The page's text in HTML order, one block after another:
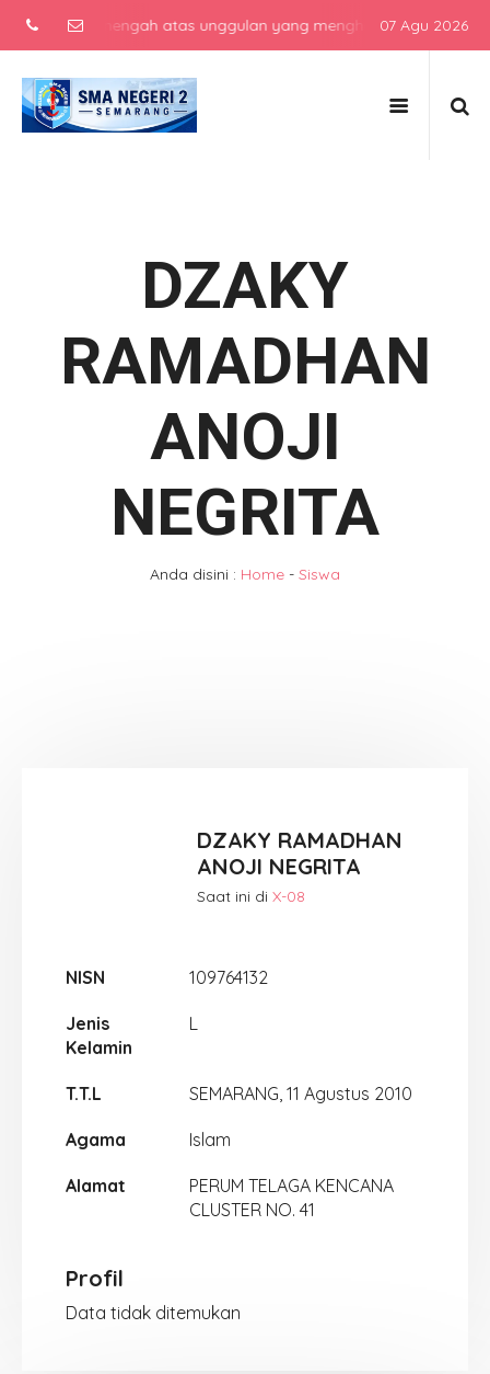
menengah atas unggulan yang menghasilkan lulusan
07 Agu 2026
DZAKY
RAMADHAN
ANOJI
NEGRITA
Anda disini : Home - Siswa
DZAKY RAMADHAN
ANOJI NEGRITA
Saat ini diX-08
NISN 109764132
Jenis
Kelamin
L
T.T.L SEMARANG, 11 Agustus 2010
Agama Islam
Alamat
PERUM TELAGA KENCANA
CLUSTER NO. 41
Profil
Data tidak ditemukan